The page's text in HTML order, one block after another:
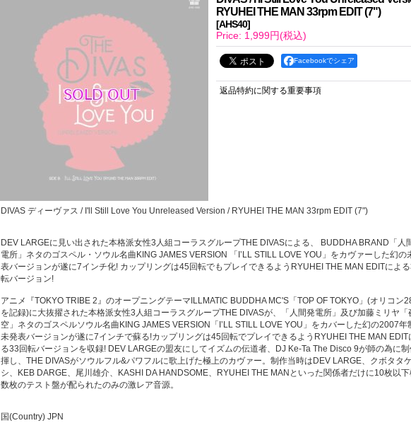
RYUHEI THE MAN 33rpm EDIT (7")
[AHS40]
Price: 1,999円(税込)
Facebookでシェア
返品特約に関する重要事項
DIVAS ディーヴァス / I'll Still Love You Unreleased Version / RYUHEI THE MAN 33rpm EDIT (7")
DEV LARGEに見い出された本格派女性3人組コーラスグループTHE DIVASによる、 BUDDHA BRAND「人
電所」ネタのゴスペル・ソウル名曲KING JAMES VERSION 「I’LL STILL LOVE YOU」をカヴァーした幻の
表バージョンが遂に7インチ化! カップリングは45回転でもプレイできるようRYUHEI THE MAN EDITによ
転バージョン!
アニメ『TOKYO TRIBE 2』のオープニングテーマILLMATIC BUDDHA MC'S「TOP OF TOKYO」(オリコン
を記録)に大抜擢された本格派女性3人組コーラスグループTHE DIVASが、「人間発電所」及び加藤ミリヤ「
空」ネタのゴスペルソウル名曲KING JAMES VERSION「I’LL STILL LOVE YOU」をカバーした幻の2007年
未発表バージョンが遂に7インチで蘇る!カップリングは45回転でプレイできるようRYUHEI THE MAN EDIT
る33回転バージョンを収録! DEV LARGEの盟友にしてイズムの伝道者、DJ Ke-Ta The Disco 9が師の為に
揮し、THE DIVASがソウルフル&パワフルに歌上げた極上のカヴァー。制作当時はDEV LARGE、クボタタケ
シ、KEB DARGE、尾川雄介、KASHI DA HANDSOME、RYUHEI THE MANといった関係者だけに10枚以
数枚のテスト盤が配られたのみの激レア音源。
国(Country) JPN